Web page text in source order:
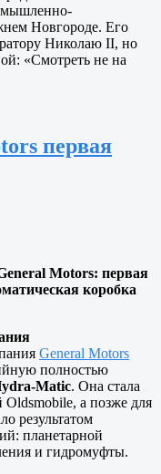
Новгороде. Его
Николаю II, но
«Смотреть не на
первая
Motors: первая
коробка
General Motors
полностью
Matic. Она стала
Oldsmobile, а позже для
результатом
планетарной
и гидромуфты.